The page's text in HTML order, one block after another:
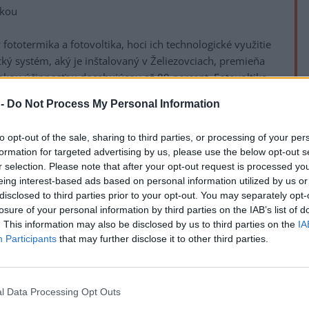
Do Not Process My Personal Information
opt-out of the sale, sharing to third parties, or processing of your
for targeted advertising by us, please use the below opt-out
selection. Please note that after your opt-out request is processed
interest-based ads based on personal information utilized by us
to third parties prior to your opt-out. You may separately
of your personal information by third parties on the IAB’s list of
This information may also be disclosed by us to third parties on the
Participants that may further disclose it to other third parties.
Data Processing Opt Outs
fototermika a fotovoltika, hoci ich technologické využitie
systém, aký je inštalovaný v Želiezovciach, premieňa
účinnosťou dosahujúcou až 80 percent. Fotovoltika,
účinnosť premeny približne 20 percent. Pri požiadavke
stále technologicky aj ekonomicky
na Slovensku síce dosahujú vyššie nominálne výkony
no pri priamej príprave tepla nedokážu konkurovať
nad Hronom
spätý s kvalitou výrobkov spoločnosti THERMO|SOLAR
svojou odolnosťou voči extrémnym
čo je kľúčové pre dosiahnutie životnosti
pri výrobe unikátne technológie vysoko